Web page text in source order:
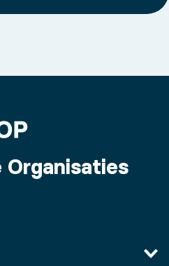
Organisaties